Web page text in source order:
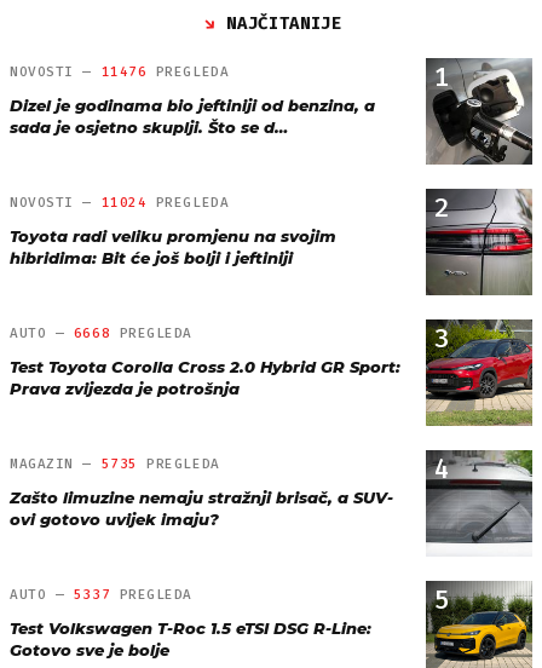
NAJČITANIJE
1
NOVOSTI — 11476 PREGLEDA
Dizel je godinama bio jeftiniji od benzina, a
sada je osjetno skuplji. Što se d…
2
NOVOSTI — 11024 PREGLEDA
Toyota radi veliku promjenu na svojim
hibridima: Bit će još bolji i jeftiniji
3
AUTO — 6668 PREGLEDA
Test Toyota Corolla Cross 2.0 Hybrid GR Sport:
Prava zvijezda je potrošnja
4
MAGAZIN — 5735 PREGLEDA
Zašto limuzine nemaju stražnji brisač, a SUV-
ovi gotovo uvijek imaju?
5
AUTO — 5337 PREGLEDA
Test Volkswagen T-Roc 1.5 eTSI DSG R-Line:
Gotovo sve je bolje